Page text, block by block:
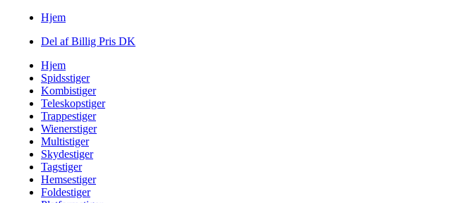
Hjem
Del af Billig Pris DK
Hjem
Spidsstiger
Kombistiger
Teleskopstiger
Trappestiger
Wienerstiger
Multistiger
Skydestiger
Tagstiger
Hemsestiger
Foldestiger